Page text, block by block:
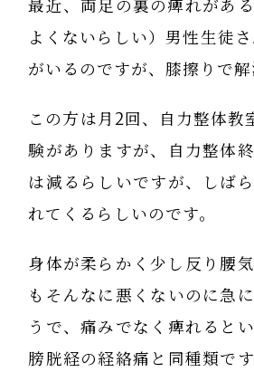
最近、両足の裏の痺れがあ
よくないらしい）男性生徒
がいるのですが、膝擦りで
この方は月2回、自力整体教
験がありますが、自力整体
は減るらしいですが、しば
れてくるらしいのです。
身体が柔らかく少し反り腰
もそんなに悪くないのに急
うで、痛みでなく痺れると
膀胱経の経絡痛と同種類で